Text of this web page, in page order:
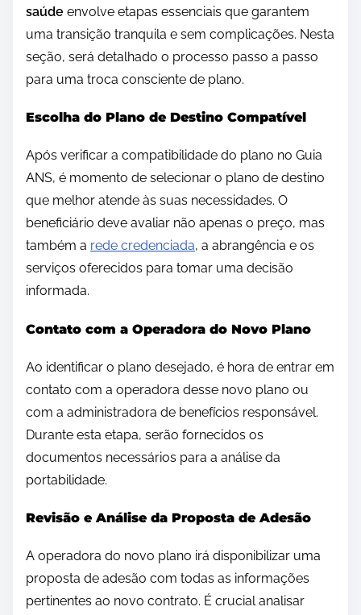
saúde envolve etapas essenciais que garantem
uma transição tranquila e sem complicações. Nesta
seção, será detalhado o processo passo a passo
para uma troca consciente de plano.
Escolha do Plano de Destino Compatível
Após verificar a compatibilidade do plano no Guia
ANS, é momento de selecionar o plano de destino
que melhor atende às suas necessidades. O
beneficiário deve avaliar não apenas o preço, mas
também a rede credenciada, a abrangência e os
serviços oferecidos para tomar uma decisão
informada.
Contato com a Operadora do Novo Plano
Ao identificar o plano desejado, é hora de entrar em
contato com a operadora desse novo plano ou
com a administradora de benefícios responsável.
Durante esta etapa, serão fornecidos os
documentos necessários para a análise da
portabilidade.
Revisão e Análise da Proposta de Adesão
A operadora do novo plano irá disponibilizar uma
proposta de adesão com todas as informações
pertinentes ao novo contrato. É crucial analisar